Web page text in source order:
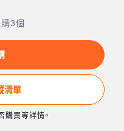
3個
清單
購買等詳情。